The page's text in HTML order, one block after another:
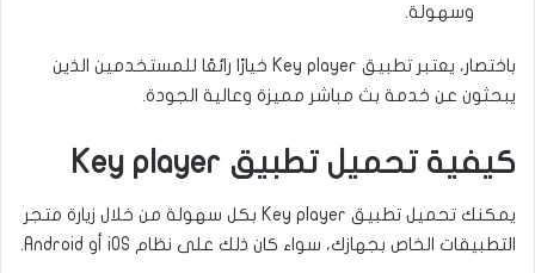
وسهولة.
باختصار، يعتبر تطبيق Key player خيارًا رائعًا للمستخدمين الذين
يبحثون عن خدمة بث مباشر مميزة وعالية الجودة.
كيفية تحميل تطبيق Key player
يمكنك تحميل تطبيق Key player بكل سهولة من خلال زيارة متجر
التطبيقات الخاص بجهازك، سواء كان ذلك على نظام iOS أو Android.